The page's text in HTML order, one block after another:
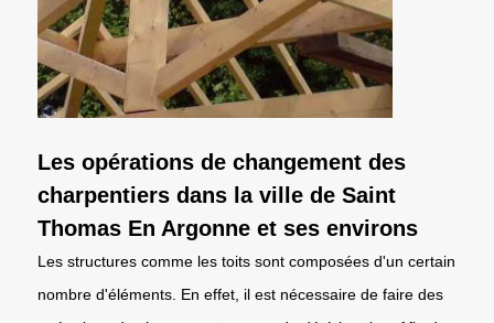
Les opérations de changement des
charpentiers dans la ville de Saint
Thomas En Argonne et ses environs
Les structures comme les toits sont composées d'un certain
nombre d'éléments. En effet, il est nécessaire de faire des